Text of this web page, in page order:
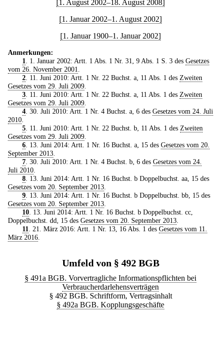
[1. August 2002–18. August 2008]
[1. Januar 2002–1. August 2002]
[1. Januar 1900–1. Januar 2002]
Anmerkungen:
1
. 1. Januar 2002: Artt. 1 Abs. 1 Nr. 31, 9 Abs. 1 S. 3 des Gesetzes
vom 26. November 2001
2. 11. Juni 2010: Artt. 1 Nr. 22 Buchst. a, 11 Abs. 1 des Zweiten
Gesetzes vom 29. Juli 2009
3. 11. Juni 2010: Artt. 1 Nr. 22 Buchst. a, 11 Abs. 1 des Zweiten
Gesetzes vom 29. Juli 2009
4. 30. Juli 2010: Artt. 1 Nr. 4 Buchst. a, 6 des Gesetzes vom 24. Juli
2010
5. 11. Juni 2010: Artt. 1 Nr. 22 Buchst. b, 11 Abs. 1 des Zweiten
Gesetzes vom 29. Juli 2009
6. 13. Juni 2014: Artt. 1 Nr. 16 Buchst. a, 15 des Gesetzes vom 20.
September 2013
7. 30. Juli 2010: Artt. 1 Nr. 4 Buchst. b, 6 des Gesetzes vom 24.
Juli 2010
8. 13. Juni 2014: Artt. 1 Nr. 16 Buchst. b Doppelbuchst. aa, 15 des
Gesetzes vom 20. September 2013
9. 13. Juni 2014: Artt. 1 Nr. 16 Buchst. b Doppelbuchst. bb, 15 des
Gesetzes vom 20. September 2013
10. 13. Juni 2014: Artt. 1 Nr. 16 Buchst. b Doppelbuchst. cc,
Doppelbuchst. dd, 15 des Gesetzes vom 20. September 2013
11
. 21. März 2016: Artt. 1 Nr. 13, 16 Abs. 1 des Gesetzes vom 11.
März 2016
Umfeld von § 492 BGB
§ 491a BGB. Vorvertragliche Informationspflichten bei
Verbraucherdarlehensverträgen
§ 492 BGB. Schriftform, Vertragsinhalt
§ 492a BGB. Kopplungsgeschäfte